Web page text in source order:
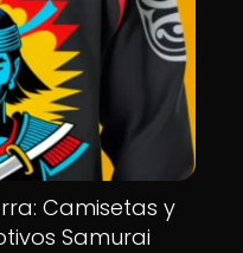
Camisetas y
Samurai